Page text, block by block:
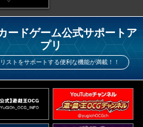
ードゲーム公式サポートア
プリ
ストをサポートする便利な機能が満載！！